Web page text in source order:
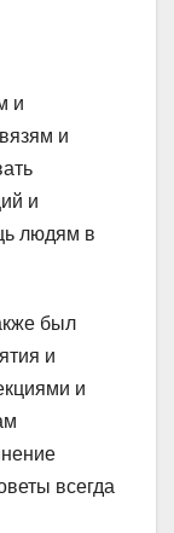
и
и
и
людям в
был
и
и
всегда